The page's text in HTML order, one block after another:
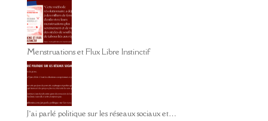
Menstruations et Flux Libre Instinctif
J’ai parlé politique sur les réseaux sociaux et…